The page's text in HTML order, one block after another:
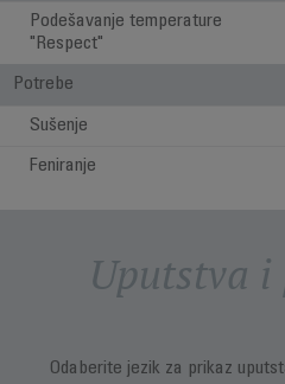
Podešavanje temperature
"Respect"
Potrebe
Sušenje
Feniranje
Uputstva
Odaberite jezik za prikaz